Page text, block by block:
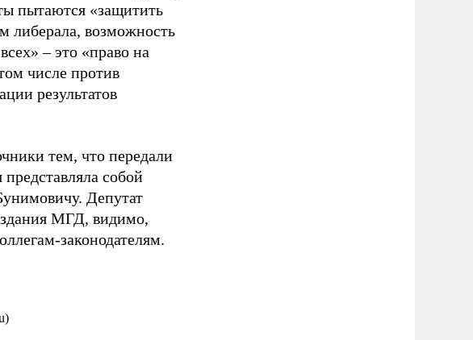
пытаются «защитить
либерала, возможность
– это «право на
числе против
результатов
тем, что передали
собой
Депутат
здания МГД, видимо,
законодателям.